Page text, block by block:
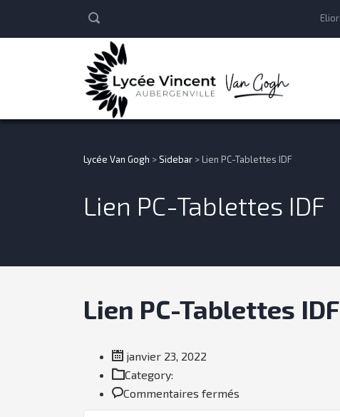
Elior
Lycée Van Gogh >Sidebar >Lien PC-Tablettes IDF
Lien PC-Tablettes IDF
Lien PC-Tablettes IDF
janvier 23, 2022
Category:
Commentaires fermés
Lien